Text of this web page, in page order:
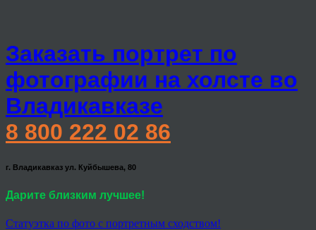
Заказать портрет по
фотографии на холсте во
Владикавказе
8 800 222 02 86
г. Владикавказ ул. Куйбышева, 80
Дарите близким лучшее!
Статуэтка по фото с портретным сходством!